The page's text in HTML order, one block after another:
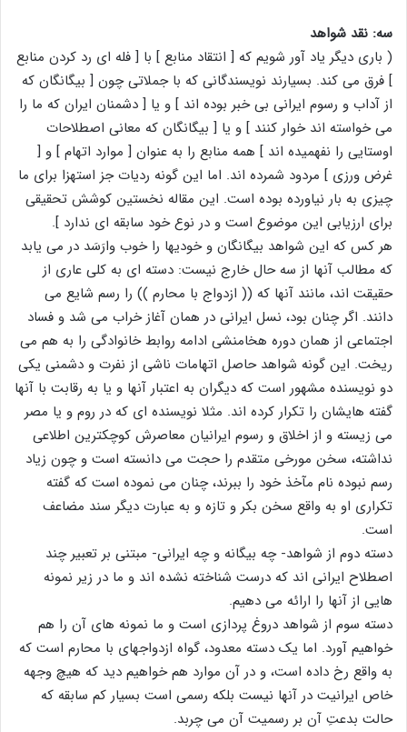
سه: نقد شواهد
( باری دیگر یاد آور شویم که [ انتقاد منابع ] با [ فله ای رد کردن منابع
] فرق می کند. بسیارند نویسندگانی که با جملاتی چون [ بیگانگان که
از آداب و رسوم ایرانی بی خبر بوده اند ] و یا [ دشمنان ایران که ما را
می خواسته اند خوار کنند ] و یا [ بیگانگان که معانی اصطلاحات
اوستایی را نفهمیده اند ] همه منابع را به عنوان [ موارد اتهام ] و [
غرض ورزی ] مردود شمرده اند. اما این گونه ردیات جز استهزا برای ما
چیزی به بار نیاورده بوده است. این مقاله نخستین کوشش تحقیقی
برای ارزیابی این موضوع است و در نوع خود سابقه ای ندارد ].
هر کس که این شواهد بیگانگان و خودیها را خوب وارَسَد در می یابد
که مطالب آنها از سه حال خارج نیست: دسته ای به کلی عاری از
حقیقت اند، مانند آنها که (( ازدواج با محارم )) را رسم شایع می
دانند. اگر چنان بود، نسل ایرانی در همان آغاز خراب می شد و فساد
اجتماعی از همان دوره هخامنشی ادامه روابط خانوادگی را به هم می
ریخت. این گونه شواهد حاصل اتهامات ناشی از نفرت و دشمنی یکی
دو نویسنده مشهور است که دیگران به اعتبار آنها و یا به رقابت با آنها
گفته هایشان را تکرار کرده اند. مثلا نویسنده ای که در روم و یا مصر
می زیسته و از اخلاق و رسوم ایرانیان معاصرش کوچکترین اطلاعی
نداشته، سخن مورخی متقدم را حجت می دانسته است و چون زیاد
رسم نبوده نام مآخذ خود را ببرند، چنان می نموده است که گفته
تکراری او به واقع سخن بکر و تازه و به عبارت دیگر سند مضاعف
است.
دسته دوم از شواهد- چه بیگانه و چه ایرانی- مبتنی بر تعبیر چند
اصطلاح ایرانی اند که درست شناخته نشده اند و ما در زیر نمونه
هایی از آنها را ارائه می دهیم.
دسته سوم از شواهد دروغ پردازی است و ما نمونه های آن را هم
خواهیم آورد. اما یک دسته معدود، گواه ازدواجهای با محارم است که
به واقع رخ داده است، و در آن موارد هم خواهیم دید که هیچ وجهه
خاص ایرانیت در آنها نیست بلکه رسمی است بسیار کم سابقه که
حالت بدعتِ آن بر رسمیت آن می چربد.